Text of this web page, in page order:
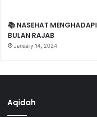
📚 NASEHAT MENGHADAPI
BULAN RAJAB
January 14, 2024
Aqidah